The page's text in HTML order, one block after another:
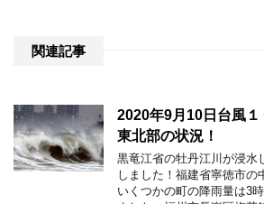
関連記事
2020年9月10日台風
東北部の状況！
黒竜江省の牡丹江川が浸水
しました！福建省寧徳市の
いくつかの町の降雨量は3